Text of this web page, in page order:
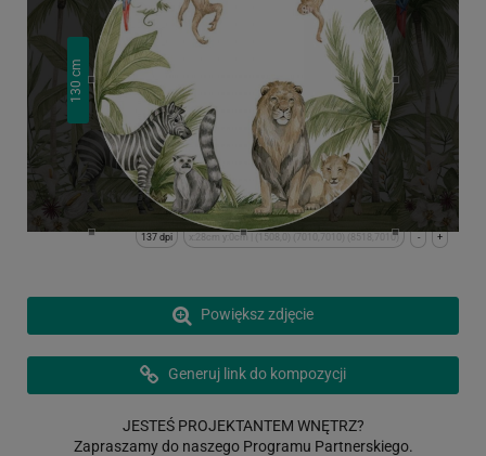
130
cm
+
-
x:28cm y:0cm | (1508,0) (7010,7010) (8518,7010)
137 dpi
Powiększ zdjęcie
Generuj link do kompozycji
JESTEŚ PROJEKTANTEM WNĘTRZ?
Zapraszamy do naszego Programu Partnerskiego.